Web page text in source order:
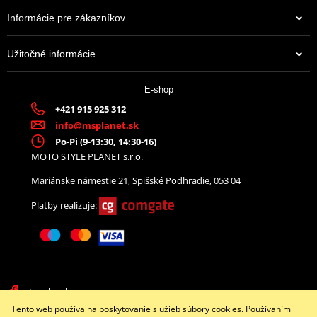
Výrobca
NGK
Označenie dílera
Na centrálnom sklade
Informácie pre zákazníkov
Užitočné informácie
E-shop
+421 915 925 312
info@msplanet.sk
Po-Pi (9-13:30, 14:30-16)
MOTO STYLE PLANET s.r.o.
Mariánske námestie 21, Spišské Podhradie, 053 04
Platby realizuje:
Facebook
Tento web používa na poskytovanie služieb súbory cookies. Používaním